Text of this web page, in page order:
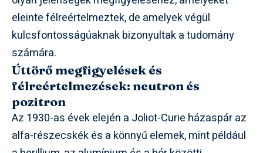
eleinte félreértelmeztek, de amelyek végül
kulcsfontosságúaknak bizonyultak a tudomány
számára.
Úttörő megfigyelések és
félreértelmezések: neutron és
pozitron
Az 1930-as évek elején a Joliot-Curie házaspár az
alfa-részecskék és a könnyű elemek, mint például